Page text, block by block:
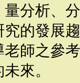
分析、
的發展
老師之參
來。